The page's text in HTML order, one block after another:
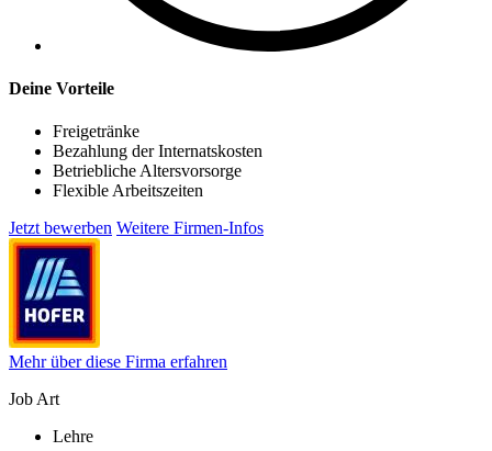
Deine Vorteile
Freigetränke
Bezahlung der Internatskosten
Betriebliche Altersvorsorge
Flexible Arbeitszeiten
Jetzt bewerben Weitere Firmen-Infos
Mehr über diese Firma erfahren
Job Art
Lehre